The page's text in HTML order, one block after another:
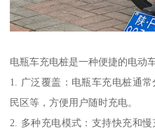
电瓶车充电桩是一种便捷的电动
1. 广泛覆盖：电瓶车充电桩通
民区等，方便用户随时充电。
2. 多种充电模式：支持快充和